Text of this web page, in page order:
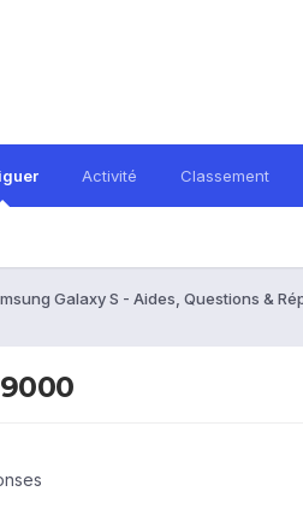
Activité Classement
Galaxy S - Aides, Questions &